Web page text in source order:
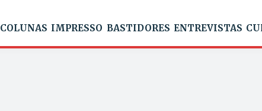
COLUNAS IMPRESSO BASTIDORES ENTREVISTAS